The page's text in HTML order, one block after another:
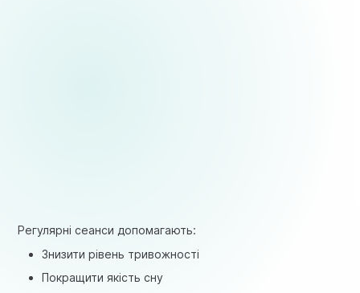
Регулярні сеанси допомагають:
Знизити рівень тривожності
Покращити якість сну